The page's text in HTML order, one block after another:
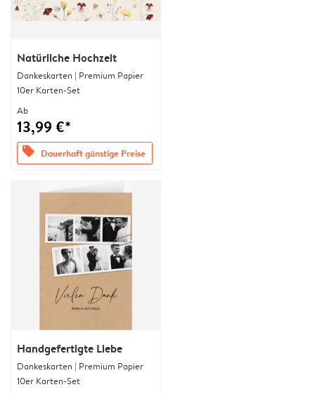
Natürliche Hochzeit
Dankeskarten | Premium Papier
10er Karten-Set
Ab
13,99 €*
offers Dauerhaft günstige Preise
Handgefertigte Liebe
Dankeskarten | Premium Papier
10er Karten-Set